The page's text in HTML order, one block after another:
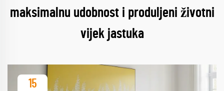
maksimalnu udobnost i produljeni životni
vijek jastuka
15